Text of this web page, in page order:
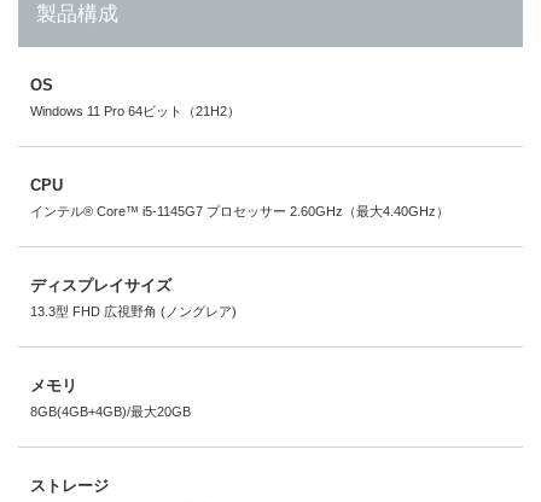
製品構成
OS
Windows 11 Pro 64ビット（21H2）
CPU
インテル® Core™ i5-1145G7 プロセッサー 2.60GHz（最大4.40GHz）
ディスプレイサイズ
13.3型 FHD 広視野角 (ノングレア)
メモリ
8GB(4GB+4GB)/最大20GB
ストレージ